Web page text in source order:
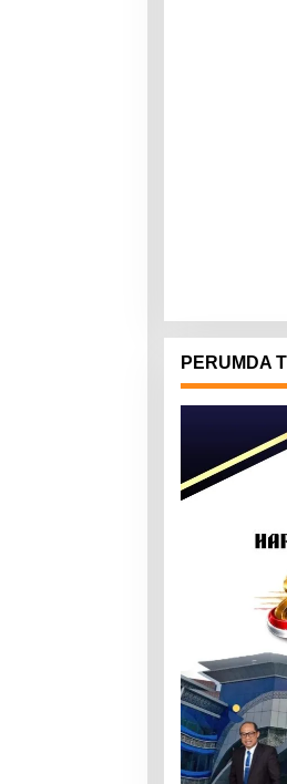
PERUMDA